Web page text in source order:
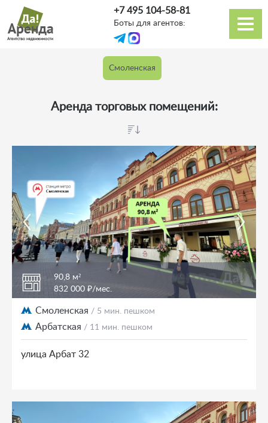
Перейти
основному
содержанию
Основная
навигация
+7 495 104-58-81
Боты для агентов:
Смоленская
Аренда торговых помещений:
90,8 м²
832 000 ₽/мес.
Смоленская / 5 мин. пешком
Арбатская / 11 мин. пешком
улица Арбат 32